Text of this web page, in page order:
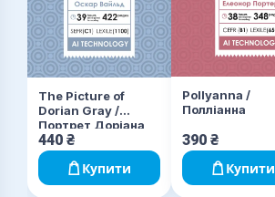
The Picture of
Dorian Gray /
Портрет Доріана
Ґрея
440 ₴
Купити
Pollyanna /
Полліанна
390 ₴
Купити